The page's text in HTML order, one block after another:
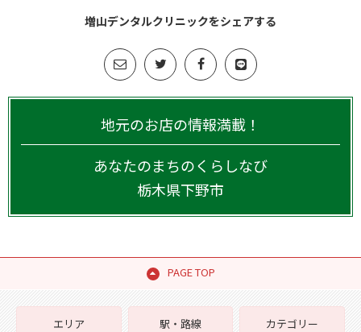
増山デンタルクリニックをシェアする
地元のお店の情報満載！
あなたのまちのくらしなび
栃木県下野市
PAGE TOP
エリア
駅・路線
カテゴリー